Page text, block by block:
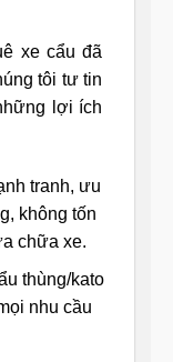
xe cẩu đã
tôi tư tin
lợi ích
tranh, ưu
không tốn
chữa xe.
thùng/kato
nhu cầu